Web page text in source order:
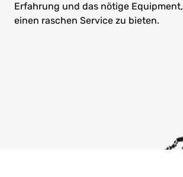
Erfahrung und das nötige
einen raschen Service zu bieten.